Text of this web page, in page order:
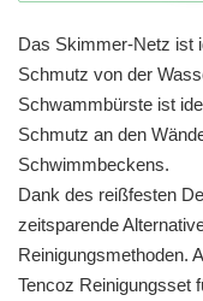
Das Skimmer-Netz ist
Schmutz von der
Schwammbürste ist
Schmutz an den
Schwimmbeckens.
Dank des reißfesten
zeitsparende
Reinigungsmethoden.
Tencoz Reinigungsset